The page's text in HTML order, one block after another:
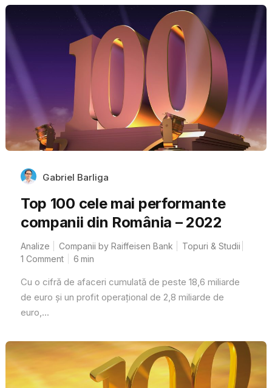
Gabriel Barliga
Top 100 cele mai performante
companii din România – 2022
Analize Companii by Raiffeisen Bank
Topuri & Studii
1 Comment
6 min
Cu o cifră de afaceri cumulată de peste 18,6 miliarde
de euro și un profit operațional de 2,8 miliarde de
euro,...